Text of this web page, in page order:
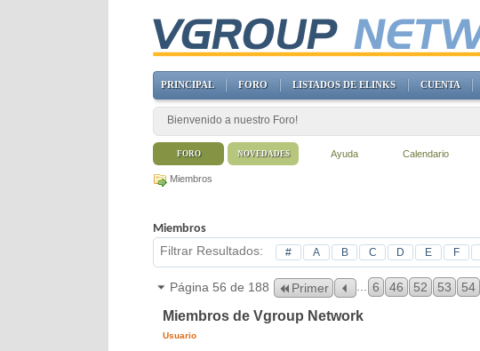
Miembros
Miembros
Filtrar Resultados # A B C D E F
Página 56 de 188 Primer 6 46 52 53 54
Miembros de Vgroup Network
Usuario
PRINCIPAL FORO LISTADOS DE ELINKS CUENTA
Bienvenido a nuestro Foro!
FORO Ayuda Calendario
NOVEDADES